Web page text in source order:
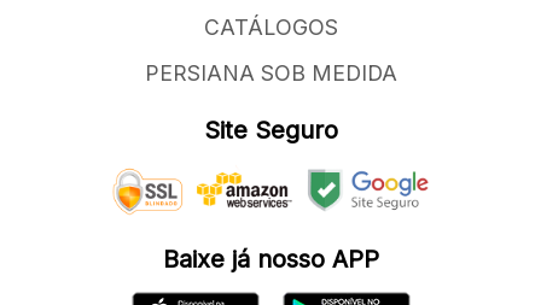
CATÁLOGOS
PERSIANA SOB MEDIDA
Site Seguro
Baixe já nosso APP